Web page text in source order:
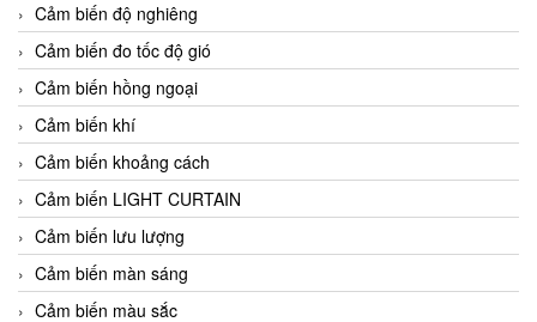
Cảm biến độ nghiêng
Cảm biến đo tốc độ gió
Cảm biến hồng ngoại
Cảm biến khí
Cảm biến khoảng cách
Cảm biến LIGHT CURTAIN
Cảm biến lưu lượng
Cảm biến màn sáng
Cảm biến màu sắc